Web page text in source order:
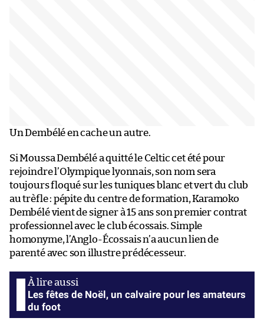
Un Dembélé en cache un autre.
Si Moussa Dembélé a quitté le Celtic cet été pour
rejoindre l’Olympique lyonnais, son nom sera
toujours floqué sur les tuniques blanc et vert du club
au trèfle : pépite du centre de formation, Karamoko
Dembélé vient de signer à 15 ans son premier contrat
professionnel avec le club écossais. Simple
homonyme, l’Anglo-Écossais n’a aucun lien de
parenté avec son illustre prédécesseur.
Les fêtes de Noël, un calvaire pour les amateurs
du foot